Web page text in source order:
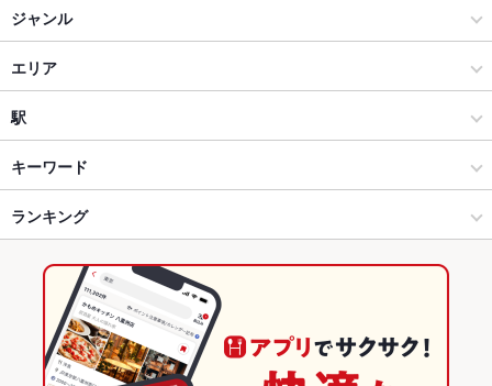
海鮮アトム
ジャンル
和食
寿司
福井市 × 和食
福井市 × 寿司
福井駅 × 和食
福井駅 × 寿司
エリア
福井市その他
福井市その他 × 和食
福井市その他 × 寿司
福井 × 和食
福井 × 寿司
駅
新福井駅
福井駅
六条駅
キーワード
からあげ うどん
ランキング
福井のグルメランキング
福井の和食ランキング
福井の寿司ランキング